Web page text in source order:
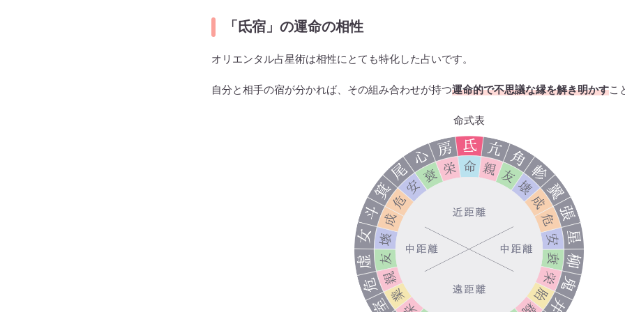
「氐宿」の運命の相性
オリエンタル占星術は相性にとても特化した占いです。
自分と相手の宿が分かれば、その組み合わせが持つ運命的で不思議な縁を解き明かすこ
命式表